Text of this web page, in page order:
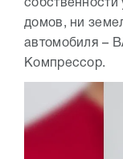
собственности
домов, ни
автомобиля –
Компрессор.